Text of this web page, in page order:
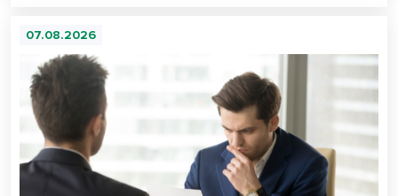
07.08.2026